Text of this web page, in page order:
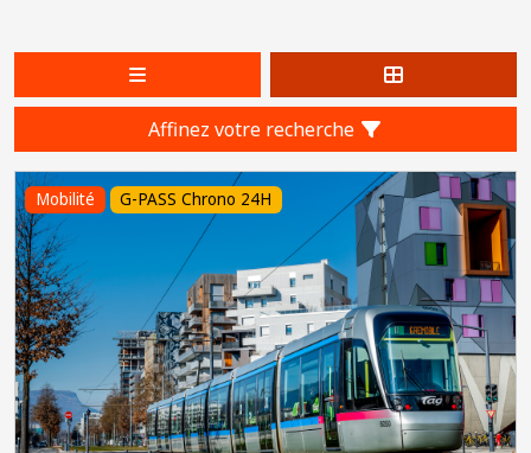
Affinez votre recherche
Mobilité G-PASS Chrono 24H